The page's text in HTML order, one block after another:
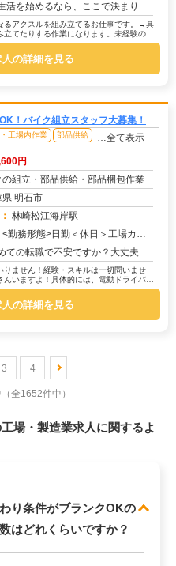
るなら、ここで決まり！→初期費用0円の家具付き個室寮をご用意！テレビ、エアコン、冷蔵庫など生活に必要な...
るアクスルを組み立てるお仕事です。→具
てたりする作業になります。未経験の方
の詳細を見る
！バイク組立スタッフ大募集！
工場内作業 部品供給 …全て表示
円
の組立・部品供給・部品梱包作業
県 明石市
林崎松江海岸駅
<勤務形態>日勤＜休日＞工場カレンダーによる/長期休暇/GW /夏季/ 年末年始
で不安ですか？大丈夫！90%の方が不安を解消してスタートしています。→ 赴任費は会社が支給！→ 初期費...
ません！経験・スキルは一切問いませ
いますよ！具体的には、電動ドライバー
の詳細を見る
3 4
（全1652件中）
場・製造業求人に関するよ
り条件がブランクOKの
はどれくらいですか？